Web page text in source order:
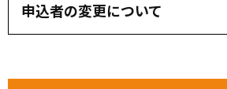
申込者の変更について